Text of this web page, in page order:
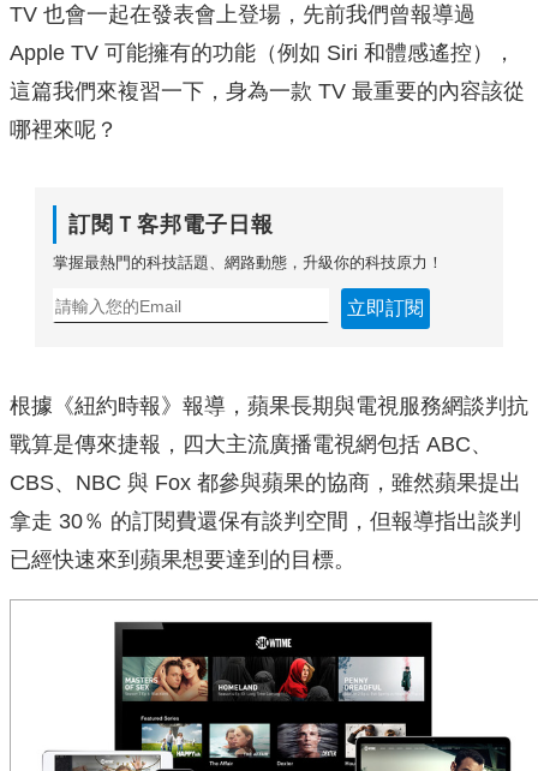
TV 也會一起在發表會上登場，先前我們曾報導過
Apple TV 可能擁有的功能（例如 Siri 和體感遙控），
這篇我們來複習一下，身為一款 TV 最重要的內容該從
哪裡來呢？
訂閱Ｔ客邦電子日報
掌握最熱門的科技話題、網路動態，升級你的科技原力！
立即訂閱
根據《紐約時報》報導，蘋果長期與電視服務網談判抗
戰算是傳來捷報，四大主流廣播電視網包括 ABC、
CBS、NBC 與 Fox 都參與蘋果的協商，雖然蘋果提出
拿走 30％ 的訂閱費還保有談判空間，但報導指出談判
已經快速來到蘋果想要達到的目標。